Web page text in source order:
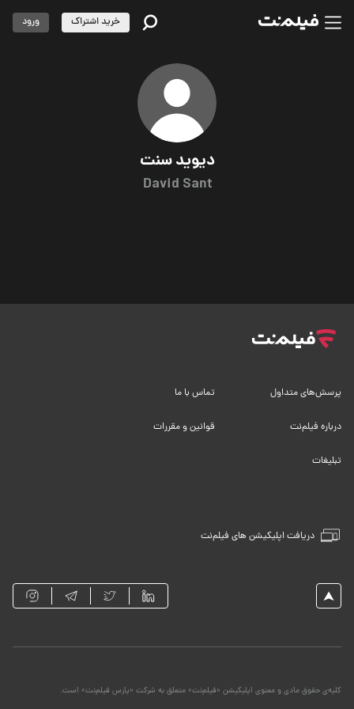
دیوید سنت
David Sant
خرید اشتراک ورود
دریافت اپلیکیشن های فیلم‌نت
پرسش‌های متداول تماس با ما
درباره فیلم‌نت قوانین و مقررات
تبلیغات
کلیه‌ی حقوق مادی و معنوی اپلیکیشن «فیلم‌نت» متعلق به شرکت «پارس فیلم‌نت» است.